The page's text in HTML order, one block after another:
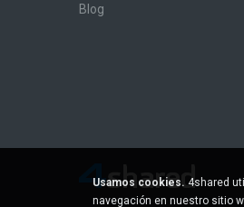
Blog
Usamos cookies. 4shared
navegación en nuestro sitio